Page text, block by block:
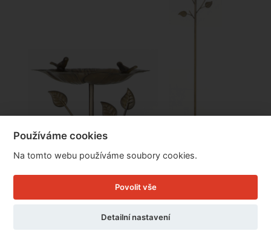
Pítko pro ptáky zápich 119x36,5cm
Používáme cookies
Na tomto webu používáme soubory cookies.
Povolit vše
Detailní nastavení